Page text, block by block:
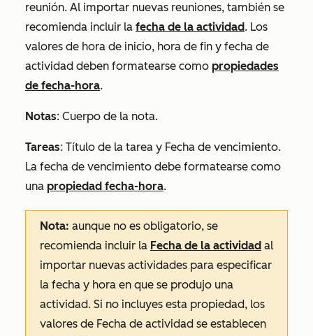
reunión. Al importar nuevas reuniones, también se
recomienda incluir la fecha de la actividad. Los
valores de hora de inicio, hora de fin y fecha de
actividad deben formatearse como propiedades
de fecha-hora.
Notas: Cuerpo de la nota.
Tareas: Título de la tarea y Fecha de vencimiento.
La fecha de vencimiento debe formatearse como
una propiedad fecha-hora.
Nota: aunque no es obligatorio, se
recomienda incluir la Fecha de la actividad al
importar nuevas actividades para especificar
la fecha y hora en que se produjo una
actividad. Si no incluyes esta propiedad, los
valores de Fecha de actividad se establecen